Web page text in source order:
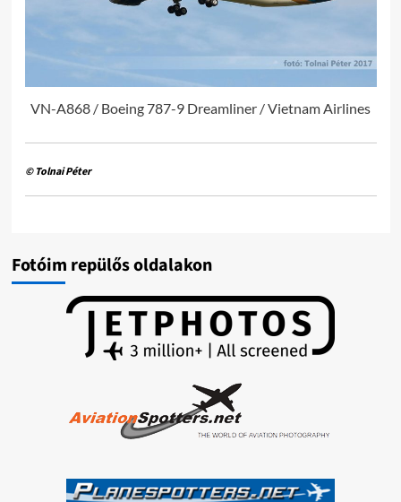
VN-A868 / Boeing 787-9 Dreamliner / Vietnam Airlines
© Tolnai Péter
Fotóim repülős oldalakon